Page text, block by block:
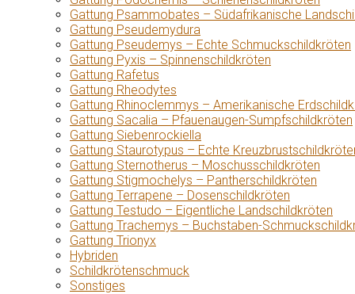
Gattung Psammobates – Südafrikanische
Gattung Pseudemydura
Gattung Pseudemys – Echte Schmuckschildkröten
Gattung Pyxis – Spinnenschildkröten
Gattung Rafetus
Gattung Rheodytes
Gattung Rhinoclemmys – Amerikanische
Gattung Sacalia – Pfauenaugen-Sumpfschildkröten
Gattung Siebenrockiella
Gattung Staurotypus – Echte
Gattung Sternotherus – Moschusschildkröten
Gattung Stigmochelys – Pantherschildkröten
Gattung Terrapene – Dosenschildkröten
Gattung Testudo – Eigentliche Landschildkröten
Gattung Trachemys – Buchstaben-
Gattung Trionyx
Hybriden
Schildkrötenschmuck
Sonstiges